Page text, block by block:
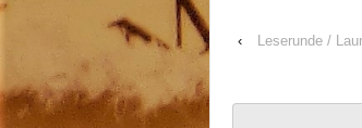
‹
Leserunde /